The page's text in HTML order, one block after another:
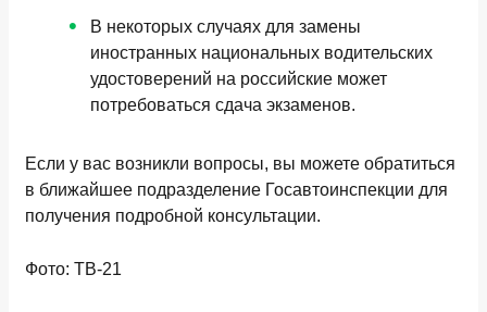
В некоторых случаях для замены
иностранных национальных водительских
удостоверений на российские может
потребоваться сдача экзаменов.
Если у вас возникли вопросы, вы можете обратиться
в ближайшее подразделение Госавтоинспекции для
получения подробной консультации.
Фото: ТВ-21